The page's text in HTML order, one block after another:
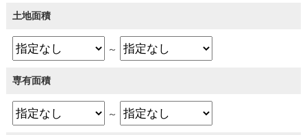
土地面積
～
専有面積
～